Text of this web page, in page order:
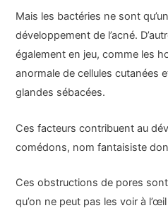
Mais les bactéries ne sont
développement de l’acné.
également en jeu, comme les
anormale de cellules cutanées
glandes sébacées.
Ces facteurs contribuent au
comédons, nom fantaisiste
Ces obstructions de pores
qu’on ne peut pas les voir à